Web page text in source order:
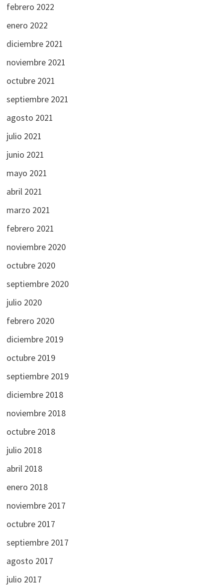
febrero 2022
enero 2022
diciembre 2021
noviembre 2021
octubre 2021
septiembre 2021
agosto 2021
julio 2021
junio 2021
mayo 2021
abril 2021
marzo 2021
febrero 2021
noviembre 2020
octubre 2020
septiembre 2020
julio 2020
febrero 2020
diciembre 2019
octubre 2019
septiembre 2019
diciembre 2018
noviembre 2018
octubre 2018
julio 2018
abril 2018
enero 2018
noviembre 2017
octubre 2017
septiembre 2017
agosto 2017
julio 2017